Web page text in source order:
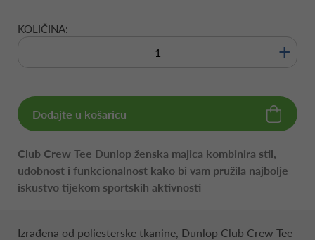
KOLIČINA:
+
Dodajte u košaricu
Club Crew Tee Dunlop ženska majica kombinira stil,
udobnost i funkcionalnost kako bi vam pružila najbolje
iskustvo tijekom sportskih aktivnosti
Izrađena od poliesterske tkanine, Dunlop Club Crew Tee